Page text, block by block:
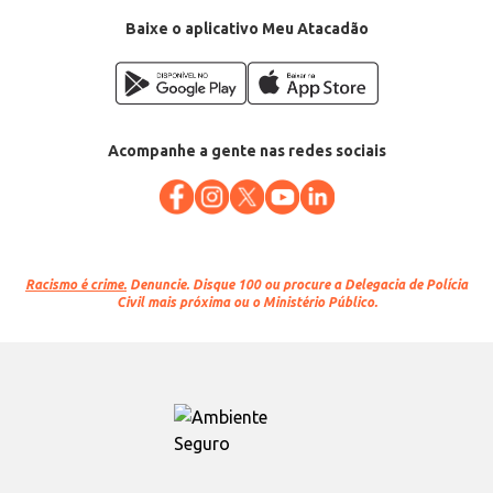
Baixe o aplicativo Meu Atacadão
Acompanhe a gente nas redes sociais
Racismo é crime. Denuncie. Disque 100 ou procure a Delegacia de Polícia
Civil mais próxima ou o Ministério Público.